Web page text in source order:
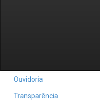
Ouvidoria
Transparência